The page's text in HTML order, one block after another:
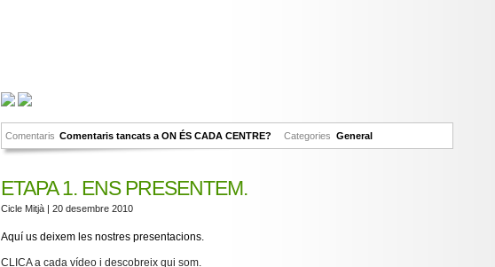
Comentaris Comentaris tancats a ON ÉS CADA CENTRE? Categories General
ETAPA 1. ENS PRESENTEM.
Cicle Mitjà | 20 desembre 2010
Aquí us deixem les nostres presentacions.
CLICA a cada vídeo i descobreix qui som.